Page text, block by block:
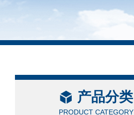
产品分类
PRODUCT CATEGORY